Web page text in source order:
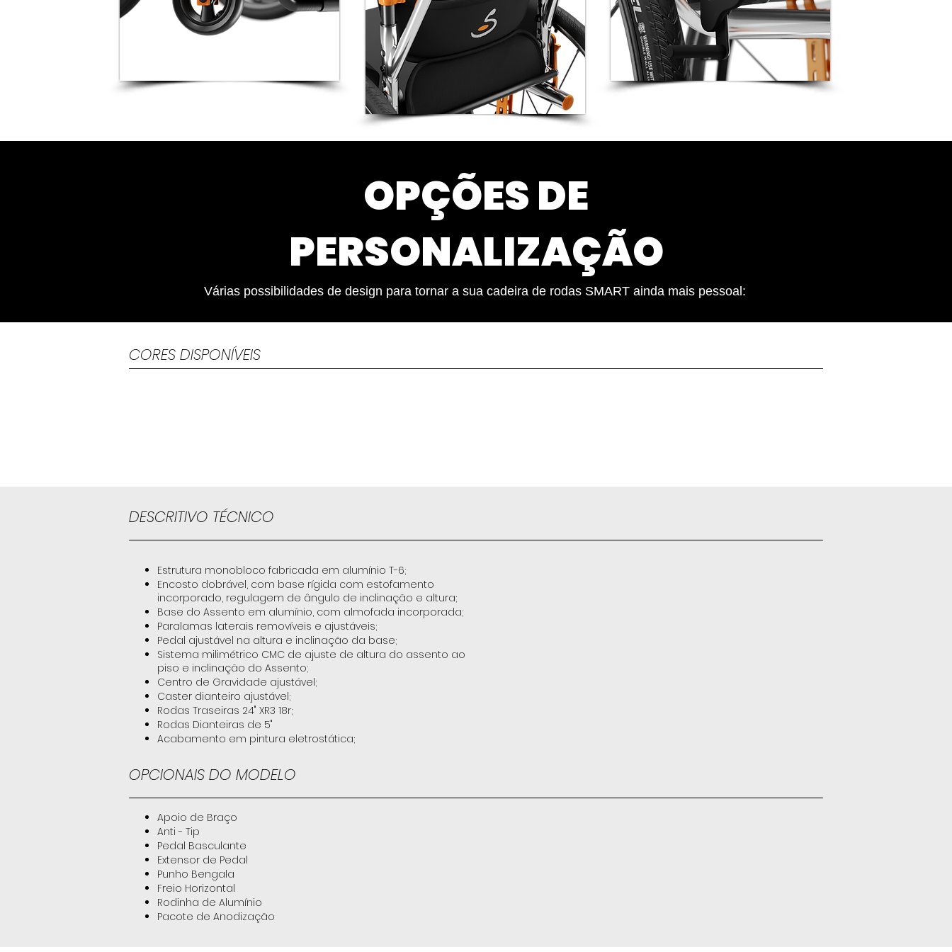
OPÇÕES DE
PERSONALIZAÇÃO
Várias possibilidades de design para tornar a sua cadeira de rodas SMART ainda mais pessoal:
CORES DISPONÍVEIS
DESCRITIVO TÉCNICO
Estrutura monobloco fabricada em alumínio T-6;
Encosto dobrável, com base rígida com estofamento
incorporado, regulagem de ângulo de inclinação e altura;
Base do Assento em alumínio, com almofada incorporada;
Paralamas laterais removíveis e ajustáveis;
Pedal ajustável na altura e inclinação da base;
Sistema milimétrico CMC de ajuste de altura do assento ao
piso e inclinação do Assento;
Centro de Gravidade ajustável;
Caster dianteiro ajustável;
Rodas Traseiras 24" XR3 18r;
Rodas Dianteiras de 5"
Acabamento em pintura eletrostática;
OPCIONAIS DO MODELO
Apoio de Braço
Anti - Tip
Pedal Basculante
Extensor de Pedal
Punho Bengala
Freio Horizontal
Rodinha de Alumínio
Pacote de Anodização